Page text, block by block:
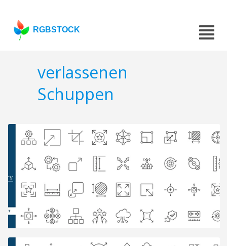
RGBSTOCK
verlassenen
Schuppen